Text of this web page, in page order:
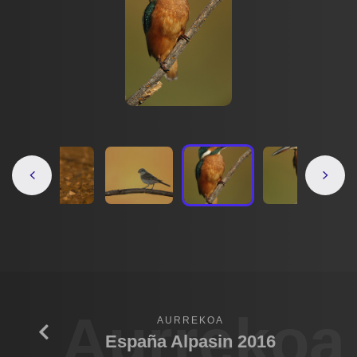
Aurrekoa
AURREKOA
España Alpasin 2016